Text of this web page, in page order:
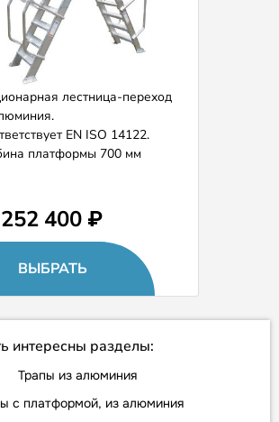
лестница-переход
EN ISO 14122.
платформы 700 мм
ступеней 800 мм.
400 ₽
ВЫБРАТЬ
интересны разделы:
Трапы из алюминия
с платформой, из алюминия